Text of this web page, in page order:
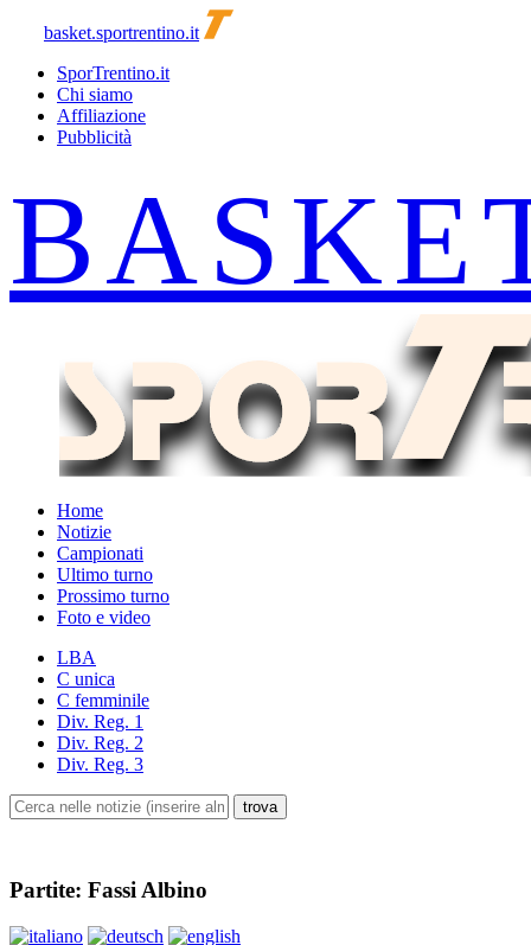
basket.sportrentino.it
SporTrentino.it
Chi siamo
Affiliazione
Pubblicità
Home
Notizie
Campionati
Ultimo turno
Prossimo turno
Foto e video
LBA
C unica
C femminile
Div. Reg. 1
Div. Reg. 2
Div. Reg. 3
Partite: Fassi Albino